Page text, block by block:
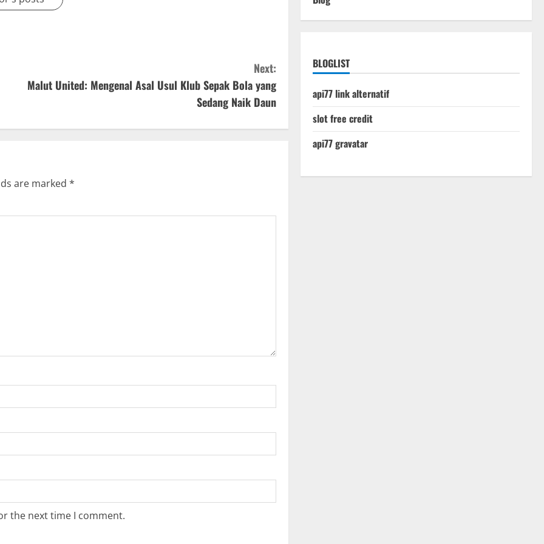
Next:
Malut United: Mengenal Asal Usul Klub Sepak Bola yang
Sedang Naik Daun
are marked *
the next time I comment.
BLOGLIST
api77 link alternatif
slot free credit
api77 gravatar